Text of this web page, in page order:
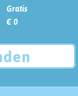
Gratis
€ 0